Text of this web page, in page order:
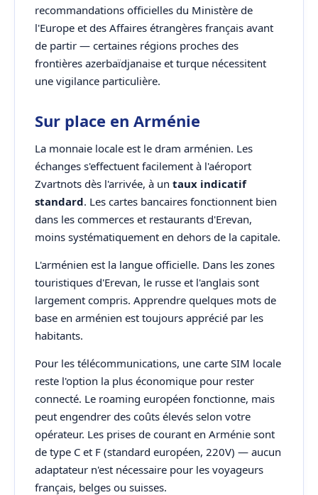
recommandations officielles du Ministère de
l'Europe et des Affaires étrangères français avant
de partir — certaines régions proches des
frontières azerbaïdjanaise et turque nécessitent
une vigilance particulière.
Sur place en Arménie
La monnaie locale est le dram arménien. Les
échanges s'effectuent facilement à l'aéroport
Zvartnots dès l'arrivée, à un taux indicatif
standard. Les cartes bancaires fonctionnent bien
dans les commerces et restaurants d'Erevan,
moins systématiquement en dehors de la capitale.
L'arménien est la langue officielle. Dans les zones
touristiques d'Erevan, le russe et l'anglais sont
largement compris. Apprendre quelques mots de
base en arménien est toujours apprécié par les
habitants.
Pour les télécommunications, une carte SIM locale
reste l'option la plus économique pour rester
connecté. Le roaming européen fonctionne, mais
peut engendrer des coûts élevés selon votre
opérateur. Les prises de courant en Arménie sont
de type C et F (standard européen, 220V) — aucun
adaptateur n'est nécessaire pour les voyageurs
français, belges ou suisses.